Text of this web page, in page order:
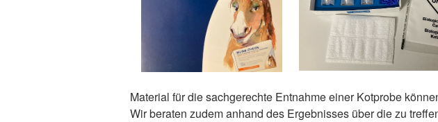
Material für die sachgerechte Entnahme einer Kotprobe
Wir beraten zudem anhand des Ergebnisses über die zu